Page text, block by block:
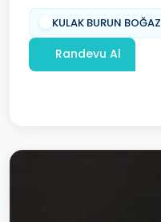
KULAK BURUN BOĞAZ
Randevu Al